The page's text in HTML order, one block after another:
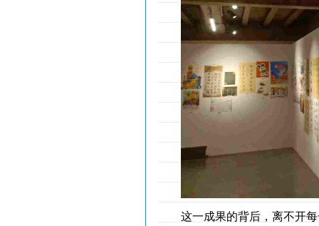
这一成果的背后，离不开